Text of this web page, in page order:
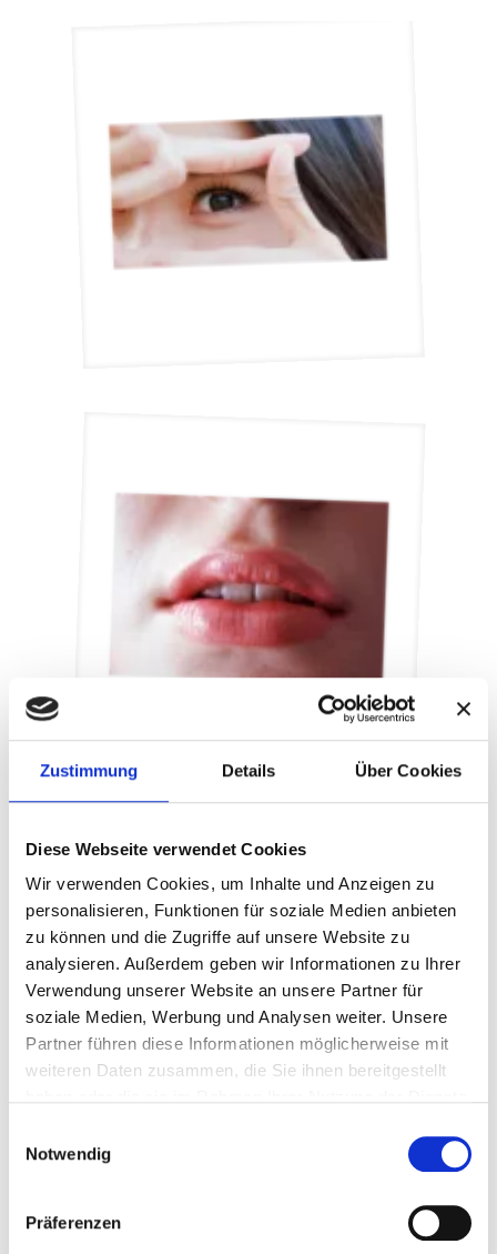
Zustimmung Details Über Cookies
Diese Webseite verwendet Cookies
Wir verwenden Cookies, um Inhalte und Anzeigen zu
personalisieren, Funktionen für soziale Medien anbieten
zu können und die Zugriffe auf unsere Website zu
analysieren. Außerdem geben wir Informationen zu Ihrer
Verwendung unserer Website an unsere Partner für
soziale Medien, Werbung und Analysen weiter. Unsere
Partner führen diese Informationen möglicherweise mit
weiteren Daten zusammen, die Sie ihnen bereitgestellt
Notwendig
Präferenzen